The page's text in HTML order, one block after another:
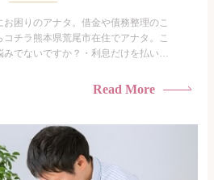
困りのアナタ。借金や債務整理のこ
チラ熊本県荒尾市在住でアナタ。こ
でないですか？・利息だけを払い続
促、取り立てで憂鬱になる。・闇金に
Read More